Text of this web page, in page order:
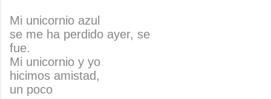
Mi unicornio azul
se me ha perdido ayer, se
fue.
Mi unicornio y yo
hicimos amistad,
un poco